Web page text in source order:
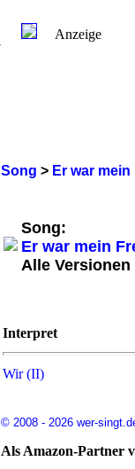
Song > Er war mein
Song:
Er war mein
Alle Versionen
Interpret
Wir (II)
© 2008 - 2026 wer-
Als Amazon-Partner
Anzeige